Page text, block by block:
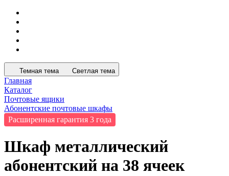
Темная тема Светлая тема
Главная
Каталог
Почтовые ящики
Абонентские почтовые шкафы
Расширенная гарантия 3 года
Шкаф металлический
абонентский на 38 ячеек